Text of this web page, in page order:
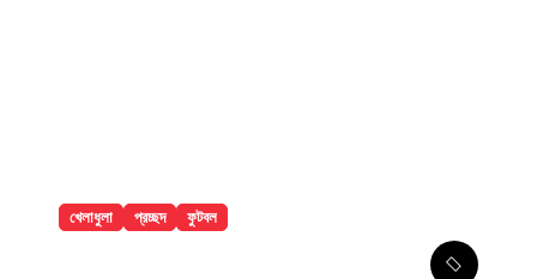
খেলাধুলা প্রচ্ছদ ফুটবল